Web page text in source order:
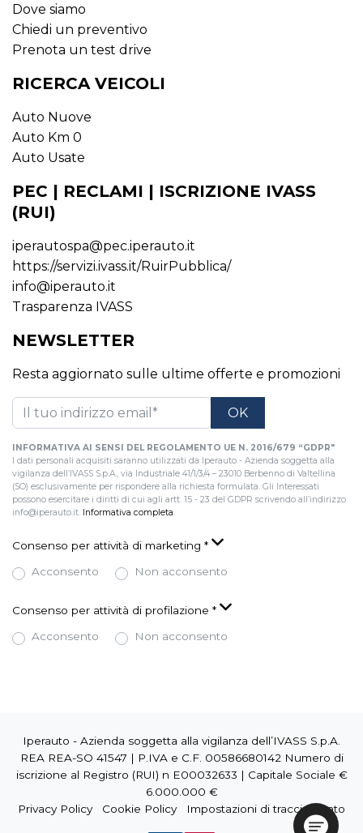
Dove siamo
Chiedi un preventivo
Prenota un test drive
RICERCA VEICOLI
Auto Nuove
Auto Km 0
Auto Usate
PEC | RECLAMI | ISCRIZIONE IVASS
(RUI)
iperautospa@pec.iperauto.it
https://servizi.ivass.it/RuirPubblica/
info@iperauto.it
Trasparenza IVASS
NEWSLETTER
Resta aggiornato sulle ultime offerte e promozioni
INFORMATIVA AI SENSI DEL REGOLAMENTO UE N. 2016/679 “GDPR"
I dati personali acquisiti saranno utilizzati da Iperauto - Azienda soggetta alla
vigilanza dell’IVASS S.p.A., via Industriale 41/1/3/4 – 23010 Berbenno di Valtellina
(SO) esclusivamente per rispondere alla richiesta formulata. Gli Interessati
possono esercitare i diritti di cui agli artt. 15 - 23 del GDPR scrivendo all’indirizzo
info@iperauto.it. Informativa completa.
Consenso per attività di marketing *
Acconsento
Non acconsento
Consenso per attività di profilazione *
Acconsento
Non acconsento
Iperauto - Azienda soggetta alla vigilanza dell’IVASS S.p.A.
REA REA-SO 41547 | P.IVA e C.F. 00586680142 Numero di
iscrizione al Registro (RUI) n E00032633 | Capitale Sociale €
6.000.000 €
Privacy Policy
Cookie Policy Impostazioni di tracciamento